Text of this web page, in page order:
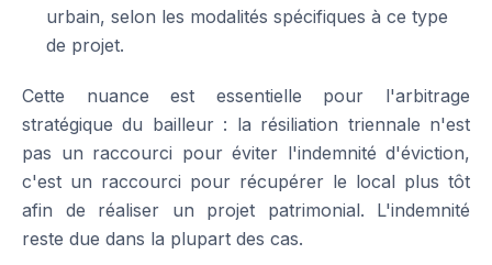
urbain, selon les modalités spécifiques à ce type
de projet.
Cette nuance est essentielle pour l'arbitrage
stratégique du bailleur : la résiliation triennale n'est
pas un raccourci pour éviter l'indemnité d'éviction,
c'est un raccourci pour récupérer le local plus tôt
afin de réaliser un projet patrimonial. L'indemnité
reste due dans la plupart des cas.